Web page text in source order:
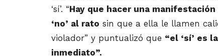
‘sí’. “Hay que hacer una
‘no’ al rato sin que a ella le llamen
violador” y puntualizó que “el ‘sí’ es
inmediato”.